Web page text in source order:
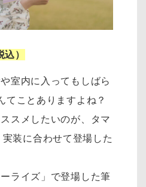
）
室内に入ってもしばら
てことありますよね？
スメしたいのが、タマ
実装に合わせて登場した
ライズ」で登場した筆